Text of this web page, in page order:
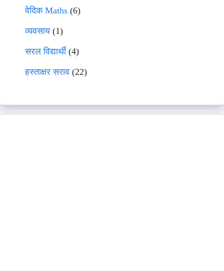
वेदिक Maths (6)
व्यवसाय(1)
सरल विद्यार्थी(4)
हस्ताक्षर सराव (22)